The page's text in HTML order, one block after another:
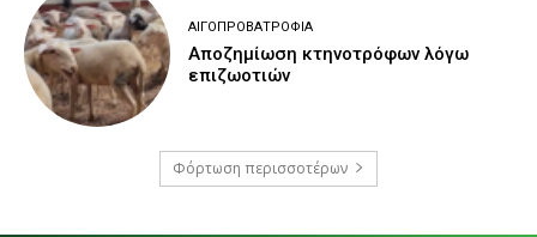
ΑΙΓΟΠΡΟΒΑΤΡΟΦΊΑ
Αποζημίωση κτηνοτρόφων λόγω
επιζωοτιών
Φόρτωση περισσοτέρων